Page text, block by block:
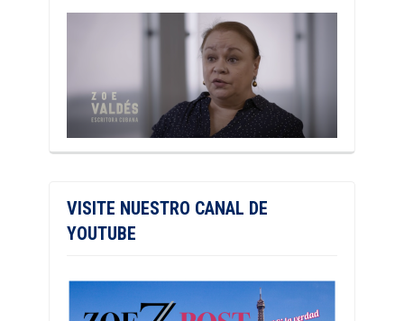
VISITE NUESTRO CANAL DE
YOUTUBE